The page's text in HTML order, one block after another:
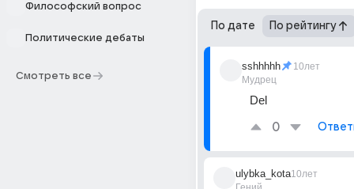
Философский вопрос
Политические дебаты
Смотреть все
По дате По рейтингу
sshhhhh
Мудрец
10лет
Del
0
ulybka_kota10лет